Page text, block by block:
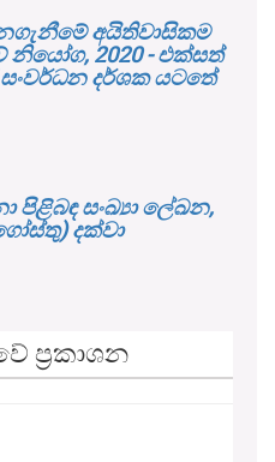
අයිතිවාසිකම
2020 - එක්සත්
දර්ශක යටතේ
පිළිබඳ සංඛ්‍යා ලේඛන,
දක්වා
ප්‍රකාශන